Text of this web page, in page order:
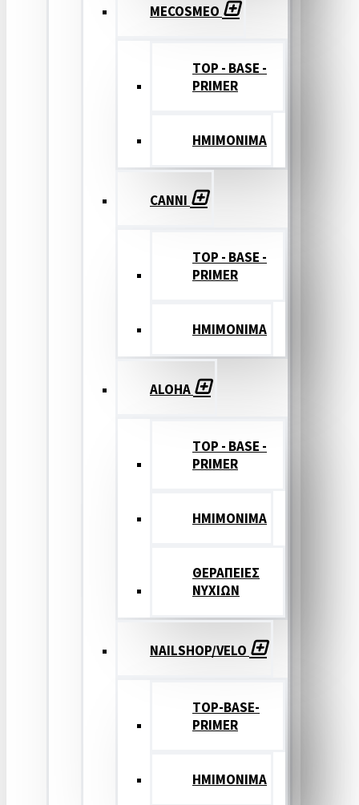
MECOSMEO
TOP - BASE -
PRIMER
ΗΜΙΜΟΝΙΜΑ
CANNI
TOP - BASE -
PRIMER
ΗΜΙΜΟΝΙΜΑ
ALOHA
TOP - BASE -
PRIMER
ΗΜΙΜΟΝΙΜΑ
ΘΕΡΑΠΕΙΕΣ
ΝΥΧΙΩΝ
NAILSHOP/VELO
TOP-BASE-
PRIMER
ΗΜΙΜΟΝΙΜΑ